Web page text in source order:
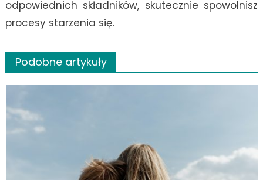
odpowiednich składników, skutecznie spowolnisz
procesy starzenia się.
Podobne artykuły